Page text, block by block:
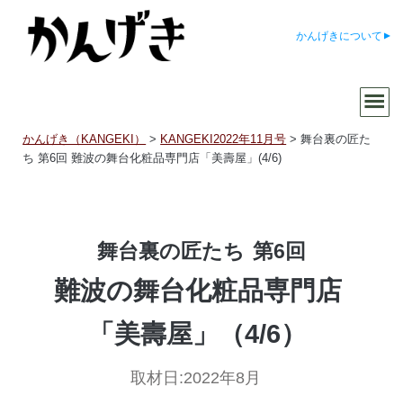
かんげきについて
かんげき（KANGEKI） > KANGEKI2022年11月号 >舞台裏の匠た
ち 第6回 難波の舞台化粧品専門店「美壽屋」(4/6)
舞台裏の匠たち 第6回
難波の舞台化粧品専門店
「美壽屋」（4/6）
取材日:2022年8月